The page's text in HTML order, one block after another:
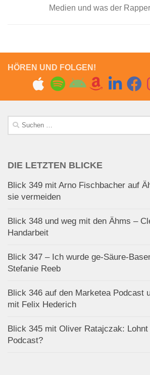
Medien und was der
HÖREN UND FOLGEN!
Suchen
nach:
DIE LETZTEN BLICKE
Blick 349 mit Arno Fischbacher auf
sie vermeiden
Blick 348 und weg mit den Ähms –
Handarbeit
Blick 347 – Ich wurde ge-Säure-
Stefanie Reeb
Blick 346 auf den Marketea Podcast
mit Felix Hederich
Blick 345 mit Oliver Ratajczak:
Podcast?